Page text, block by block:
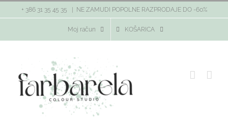
Skip
+ 386 31 35 45 35 NE ZAMUDI POPOLNE RAZPRODAJE DO -60%
Moj račun KOŠARICA